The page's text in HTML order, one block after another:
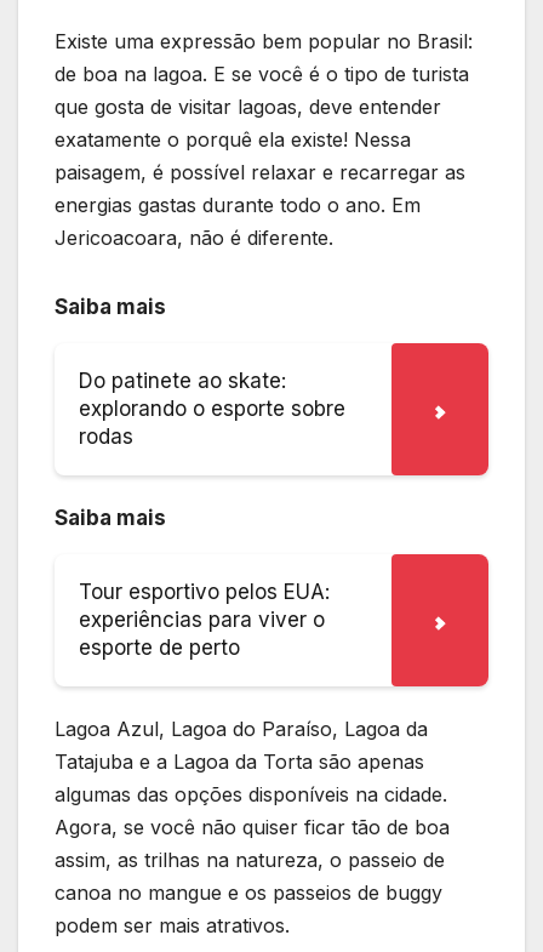
Existe uma expressão bem popular no Brasil:
de boa na lagoa. E se você é o tipo de turista
que gosta de visitar lagoas, deve entender
exatamente o porquê ela existe! Nessa
paisagem, é possível relaxar e recarregar as
energias gastas durante todo o ano. Em
Jericoacoara, não é diferente.
Saiba mais
Do patinete ao skate:
explorando o esporte sobre
rodas
Saiba mais
Tour esportivo pelos EUA:
experiências para viver o
esporte de perto
Lagoa Azul, Lagoa do Paraíso, Lagoa da
Tatajuba e a Lagoa da Torta são apenas
algumas das opções disponíveis na cidade.
Agora, se você não quiser ficar tão de boa
assim, as trilhas na natureza, o passeio de
canoa no mangue e os passeios de buggy
podem ser mais atrativos.